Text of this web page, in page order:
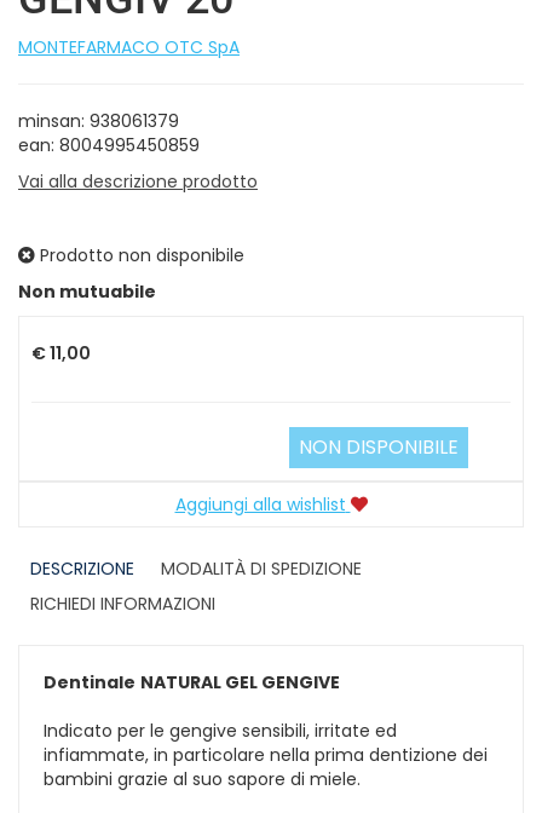
MONTEFARMACO OTC SpA
minsan: 938061379
ean: 8004995450859
Vai alla descrizione prodotto
Prodotto non disponibile
Non mutuabile
Prezzo
€ 11,00
NON DISPONIBILE
Aggiungi alla wishlist
DESCRIZIONE
MODALITÀ DI SPEDIZIONE
RICHIEDI INFORMAZIONI
Dentinale NATURAL GEL GENGIVE
Indicato per le gengive sensibili, irritate ed
infiammate, in particolare nella prima dentizione dei
bambini grazie al suo sapore di miele.